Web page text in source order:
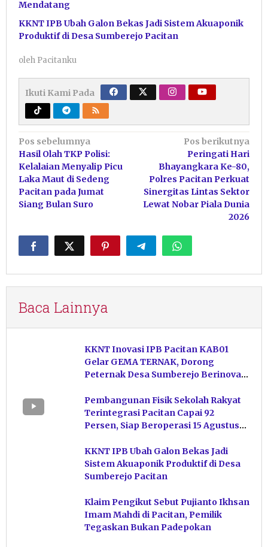
Mendatang
KKNT IPB Ubah Galon Bekas Jadi Sistem Akuaponik
Produktif di Desa Sumberejo Pacitan
oleh Pacitanku
Ikuti Kami Pada
Navigasi
pos
Pos sebelumnya
Hasil Olah TKP Polisi:
Kelalaian Menyalip Picu
Laka Maut di Sedeng
Pacitan pada Jumat
Siang Bulan Suro
Pos berikutnya
Peringati Hari
Bhayangkara Ke-80,
Polres Pacitan Perkuat
Sinergitas Lintas Sektor
Lewat Nobar Piala Dunia
2026
Baca Lainnya
KKNT Inovasi IPB Pacitan KAB01
Gelar GEMA TERNAK, Dorong
Peternak Desa Sumberejo Berinovasi
Pembangunan Fisik Sekolah Rakyat
Terintegrasi Pacitan Capai 92
Persen, Siap Beroperasi 15 Agustus
KKNT IPB Ubah Galon Bekas Jadi
Sistem Akuaponik Produktif di Desa
Sumberejo Pacitan
Klaim Pengikut Sebut Pujianto Ikhsan
Imam Mahdi di Pacitan, Pemilik
Tegaskan Bukan Padepokan